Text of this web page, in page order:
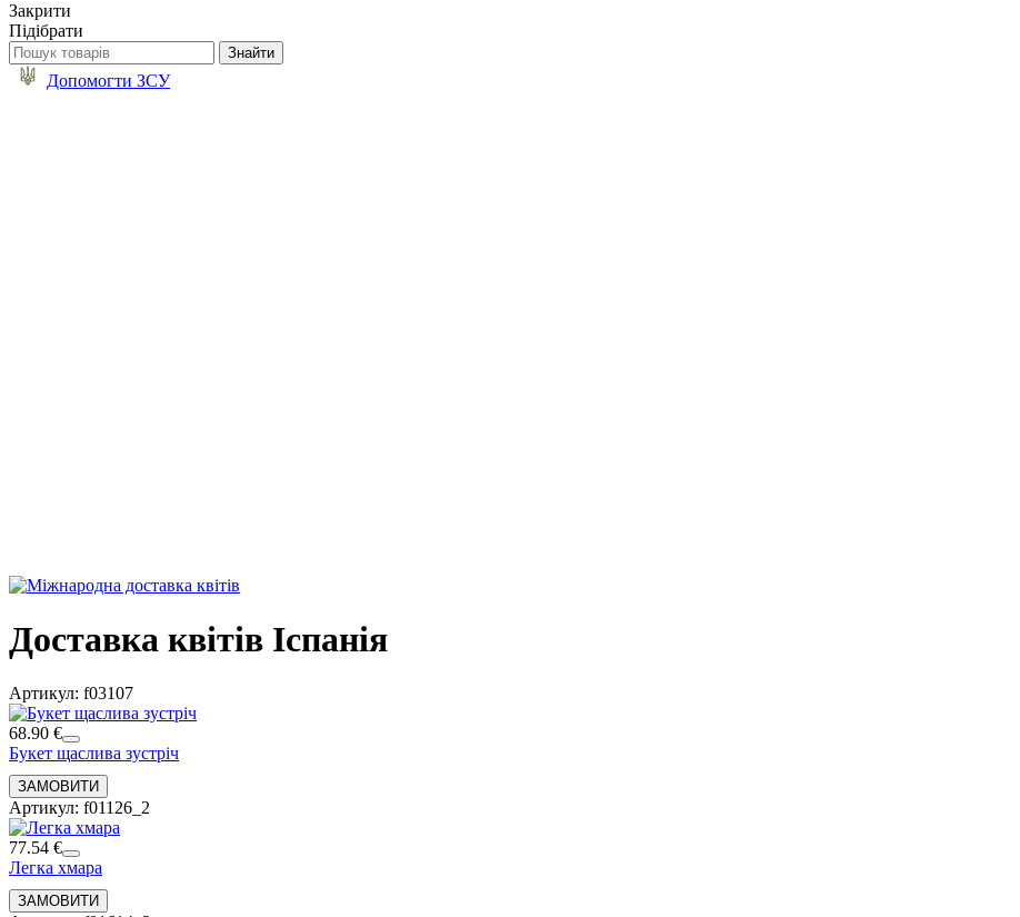
Закрити
Підібрати
Допомогти ЗСУ
Доставка квітів Іспанія
Артикул: f03107
68.90 €
Букет щаслива зустріч
Артикул: f01126_2
77.54 €
Легка хмара